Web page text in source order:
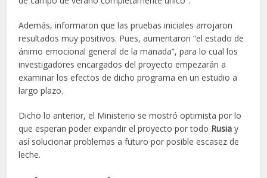
Además, informaron que las pruebas iniciales arrojaron
resultados muy positivos. Pues, aumentaron “el estado de
ánimo emocional general de la manada”, para lo cual los
investigadores encargados del proyecto empezarán a
examinar los efectos de dicho programa en un estudio a
largo plazo.
Dicho lo anterior, el Ministerio se mostró optimista por lo
que esperan poder expandir el proyecto por todo Rusia y
así solucionar problemas a futuro por posible escasez de
leche.